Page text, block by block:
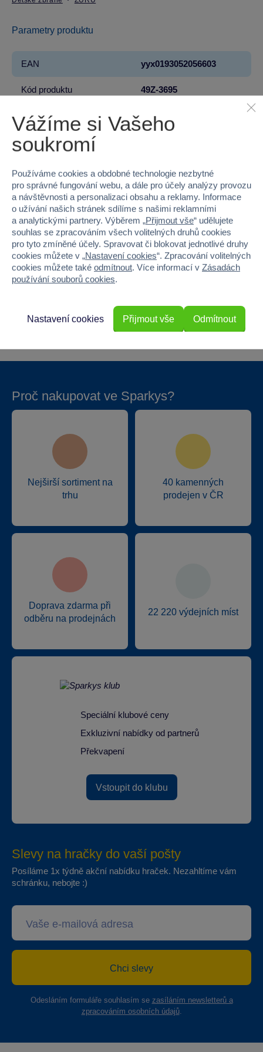
Parametry produktu
EAN yyx0193052056603
Kód produktu 49Z-3695
Značka ZURU
Řada
Pohlaví KLUK
Materiál PLAST
Šířka 5.5
Výška 63.5
Hmotnost v gramech 161
Proč nakupovat ve Sparkys?
Nejširší sortiment na
trhu
40 kamenných
prodejen v ČR
Doprava zdarma při
odběru na prodejnách
22 220 výdejních míst
Speciální klubové ceny
Exkluzivní nabídky od partnerů
Překvapení
Vstoupit do klubu
Slevy na hračky do vaší pošty
Posíláme 1x týdně akční nabídku hraček. Nezahltíme vám
schránku, nebojte :)
Chci slevy
Odesláním formuláře souhlasím se zasíláním newsletterů a
zpracováním osobních údajů.
Vážíme si Vašeho
soukromí
Používáme cookies a obdobné technologie nezbytné
pro správné fungování webu, a dále pro účely analýzy provozu
a návštěvnosti a personalizaci obsahu a reklamy. Informace
o užívání našich stránek sdílíme s našimi reklamními
a analytickými partnery. Výběrem „Přijmout vše“ udělujete
souhlas se zpracováním všech volitelných druhů cookies
pro tyto zmíněné účely. Spravovat či blokovat jednotlivé druhy
cookies můžete v „Nastavení cookies“. Zpracování volitelných
cookies můžete také odmítnout. Více informací v Zásadách
používání souborů cookies.
Odmítnout
Nastavení cookies Přijmout vše